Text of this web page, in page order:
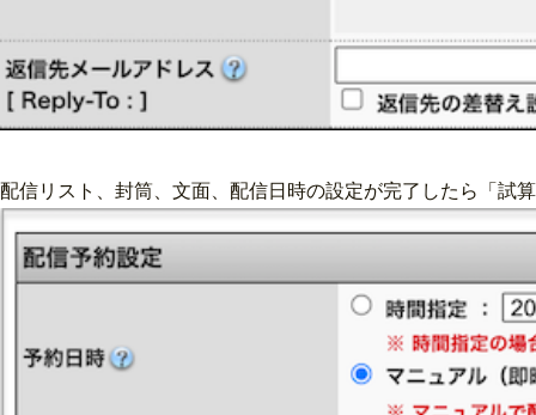
配信リスト、封筒、文面、配信日時の設定が完了したら「試